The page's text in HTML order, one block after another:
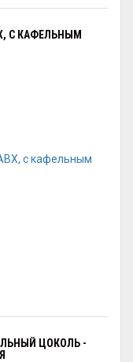
С КАФЕЛЬНЫМ
ЦОКОЛЬ -